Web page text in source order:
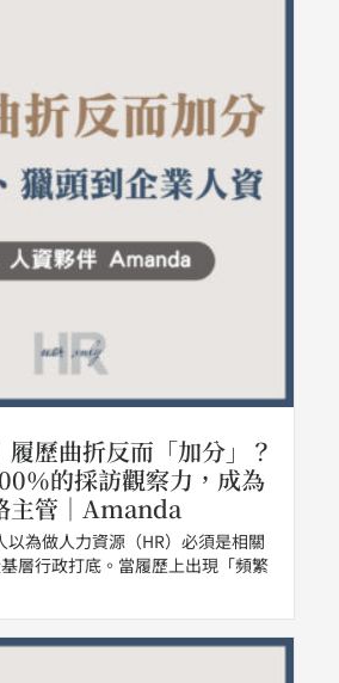
履歷曲折反而「加分」？
％的採訪觀察力，成為
主管｜Amanda
以為做人力資源（HR）必須是相關
層行政打底。當履歷上出現「頻繁